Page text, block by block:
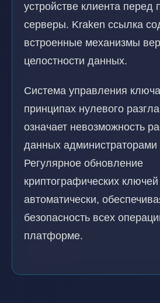
устройстве клиента перед
серверы. Kraken ссылка
встроенные механизмы
целостности данных.
Система управления
принципах нулевого
означает невозможность
данных администраторами
Регулярное обновление
криптографических
автоматически,
безопасность всех
платформе.